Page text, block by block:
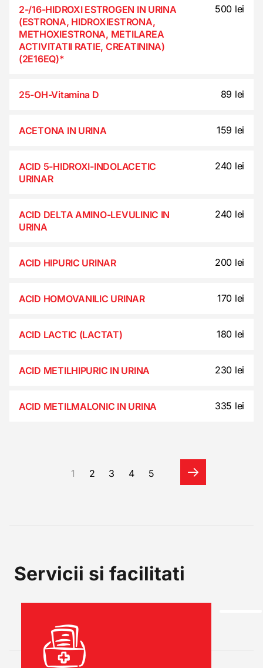
2-/16-HIDROXI ESTROGEN IN URINA
(ESTRONA, HIDROXIESTRONA,
METHOXIESTRONA, METILAREA
ACTIVITATII RATIE, CREATININA)
(2E16EQ)*
500 lei
25-OH-Vitamina D 89 lei
ACETONA IN URINA 159 lei
ACID 5-HIDROXI-INDOLACETIC
URINAR
240 lei
ACID DELTA AMINO-LEVULINIC IN
URINA
240 lei
ACID HIPURIC URINAR 200 lei
ACID HOMOVANILIC URINAR 170 lei
ACID LACTIC (LACTAT) 180 lei
ACID METILHIPURIC IN URINA 230 lei
ACID METILMALONIC IN URINA 335 lei
1 2 3 4 5
Servicii si facilitati